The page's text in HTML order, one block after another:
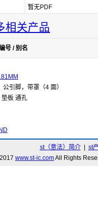
暂无PDF
相关产品
号 / 别名
引脚，带罩（4 面）
板 通孔
st（意法）简介| st
www.st-ic.comAll Rights